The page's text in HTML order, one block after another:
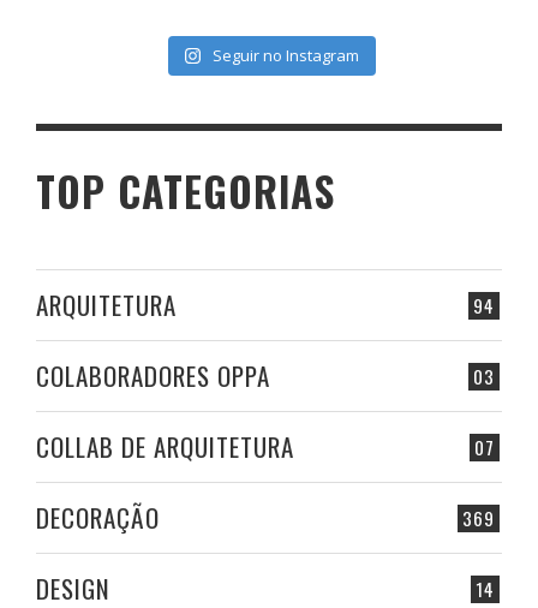
Seguir no Instagram
TOP CATEGORIAS
94
ARQUITETURA
03
COLABORADORES OPPA
07
COLLAB DE ARQUITETURA
369
DECORAÇÃO
14
DESIGN